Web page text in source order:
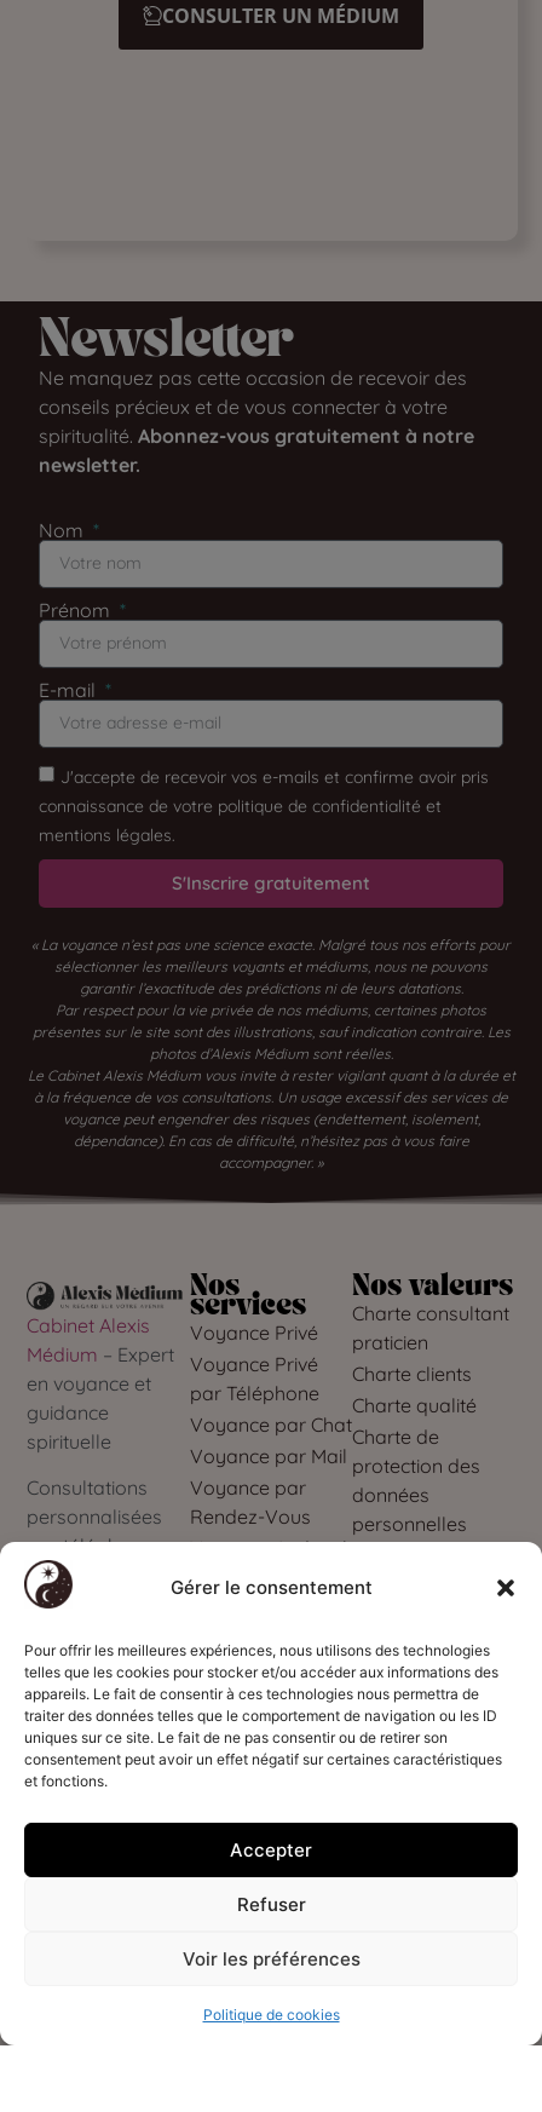
Gérer le consentement
Pour offrir les meilleures expériences, nous utilisons des technologies
telles que les cookies pour stocker et/ou accéder aux informations des
appareils. Le fait de consentir à ces technologies nous permettra de
traiter des données telles que le comportement de navigation ou les ID
uniques sur ce site. Le fait de ne pas consentir ou de retirer son
consentement peut avoir un effet négatif sur certaines caractéristiques
et fonctions.
Accepter
Refuser
Voir les préférences
Politique de cookies
CONSULTER UN MÉDIUM
Newsletter​
Ne manquez pas cette occasion de recevoir des
conseils précieux et de vous connecter à votre
spiritualité.Abonnez-vous gratuitement à notre
newsletter.
Nom
Prénom
E-mail
J'accepte de recevoir vos e-mails et confirme avoir pris
connaissance de votre politique de confidentialité et
mentions légales.
S'Inscrire gratuitement
« La voyance n’est pas une science exacte. Malgré tous nos efforts pour
sélectionner les meilleurs voyants et médiums, nous ne pouvons
garantir l’exactitude des prédictions ni de leurs datations.
Par respect pour la vie privée de nos médiums, certaines photos
présentes sur le site sont des illustrations, sauf indication contraire. Les
photos d’Alexis Médium sont réelles.
Le Cabinet Alexis Médium vous invite à rester vigilant quant à la durée et
à la fréquence de vos consultations. Un usage excessif des services de
voyance peut engendrer des risques (endettement, isolement,
dépendance). En cas de difficulté, n’hésitez pas à vous faire
accompagner. »
Cabinet Alexis
Médium – Expert
en voyance et
guidance
spirituelle
Consultations
personnalisées
par téléphone,
chat ou mail
réponses 7j/7 et
24h/24
Service
téléphonique
interdit aux
Secrétariat
Nos
services
Voyance Privé
Voyance Privé
par Téléphone
Voyance par Chat
Voyance par Mail
Voyance par
Rendez-Vous
Voyance Audiotel
Nos valeurs
Charte consultant
praticien
Charte clients
Charte qualité
Charte de
protection des
données
personnelles
personnelles
Paiements
sécurisés
Déontologie
Voyance
Informations